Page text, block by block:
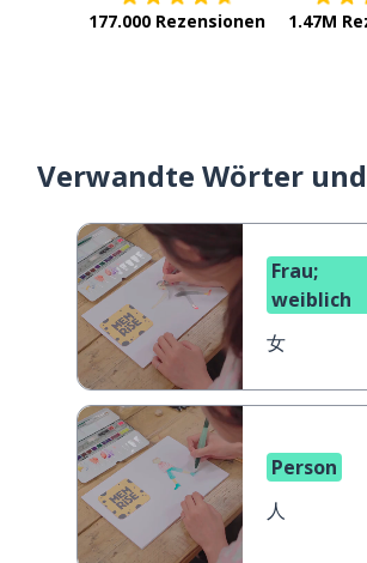
177.000 Rezensionen 1.47M
Verwandte Wörter
Frau;
weiblich
女
Person
人